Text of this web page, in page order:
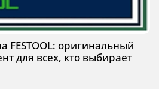
FESTOOL: оригинальный
для всех, кто выбирает